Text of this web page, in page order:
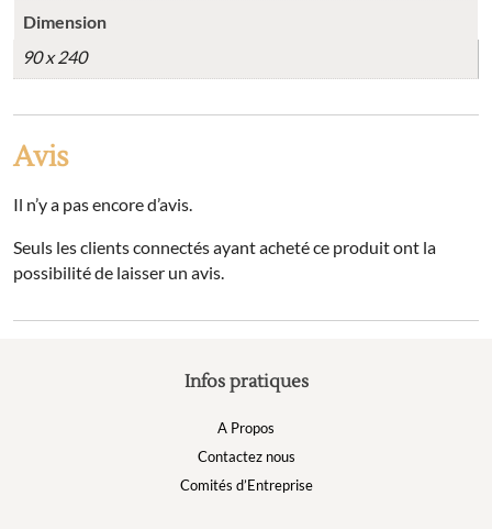
Dimension
90 x 240
Avis
Il n’y a pas encore d’avis.
Seuls les clients connectés ayant acheté ce produit ont la
possibilité de laisser un avis.
Infos pratiques
A Propos
Contactez nous
Comités d’Entreprise